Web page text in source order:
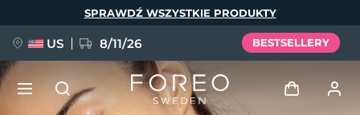
SPRAWDŹ WSZYSTKIE PRODUKTY
US 8/11/26 BESTSELLERY